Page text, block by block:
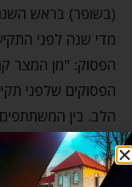
(בשופר) בראש
מדי שנה לפני
הפסוק: "מן המצר
הפסוקים שלפני
הלב. בין
קולו של רבי יונה
לו, כך ספג אל